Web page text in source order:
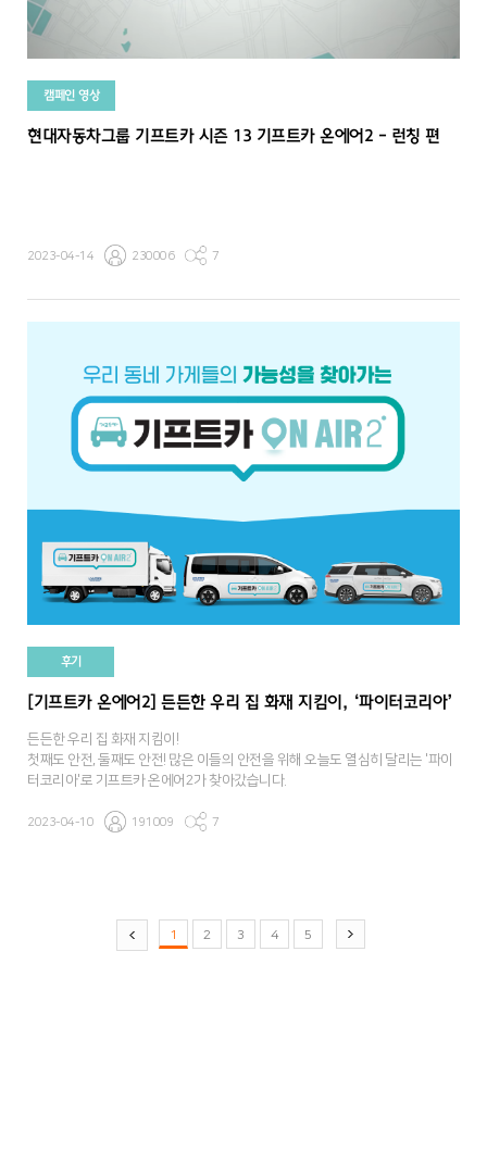
캠페인 영상
현대자동차그룹 기프트카 시즌 13 기프트카 온에어2 - 런칭 편
2023-04-14 230006 7
후기
[기프트카 온에어2] 든든한 우리 집 화재 지킴이, ‘파이터코리아’
든든한 우리 집 화재 지킴이!
첫째도 안전, 둘째도 안전! 많은 이들의 안전을 위해 오늘도 열심히 달리는 '파이
터코리아'로 기프트카 온에어2가 찾아갔습니다.
2023-04-10 191009 7
1 2 3 4 5